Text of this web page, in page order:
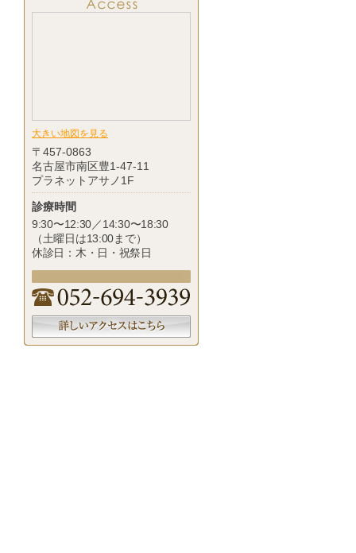
大きい地図を見る
〒457-0863
名古屋市南区豊1-47-11
プラネットアサノ1F
診療時間
9:30〜12:30／14:30〜18:30
（土曜日は13:00まで）
休診日：木・日・祝祭日